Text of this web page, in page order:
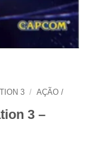
3 / AÇÃO /
3 –